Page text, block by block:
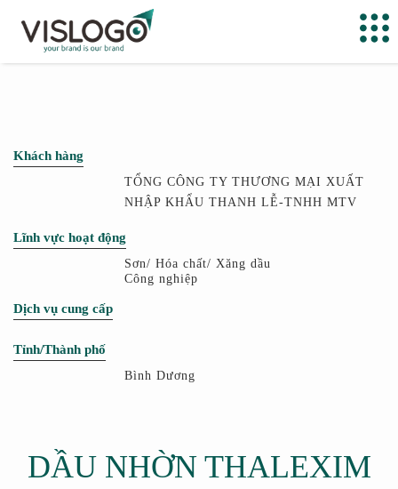
Khách hàng
TỔNG CÔNG TY THƯƠNG MẠI XUẤT
NHẬP KHẨU THANH LỄ-TNHH MTV
Lĩnh vực hoạt động
Sơn/ Hóa chất/ Xăng dầu
Công nghiệp
Dịch vụ cung cấp
Tỉnh/Thành phố
Bình Dương
DẦU NHỜN THALEXIM